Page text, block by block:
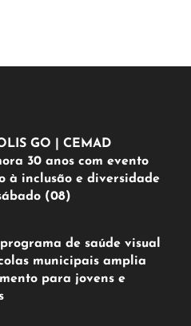
GO | CEMAD
30 anos com evento
à inclusão e diversidade
(08)
de saúde visual
municipais amplia
para jovens e